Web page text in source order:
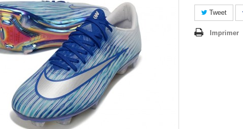
Tweet
Imprimer